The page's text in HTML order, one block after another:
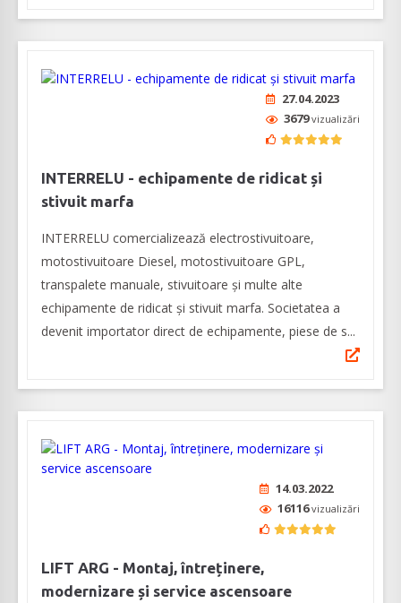
27.04.2023
3679vizualizări
INTERRELU - echipamente de ridicat și
stivuit marfa
INTERRELU comercializează electrostivuitoare,
motostivuitoare Diesel, motostivuitoare GPL,
transpalete manuale, stivuitoare și multe alte
echipamente de ridicat și stivuit marfa. Societatea a
devenit importator direct de echipamente, piese de s...
14.03.2022
16116vizualizări
LIFT ARG - Montaj, întreținere,
modernizare și service ascensoare